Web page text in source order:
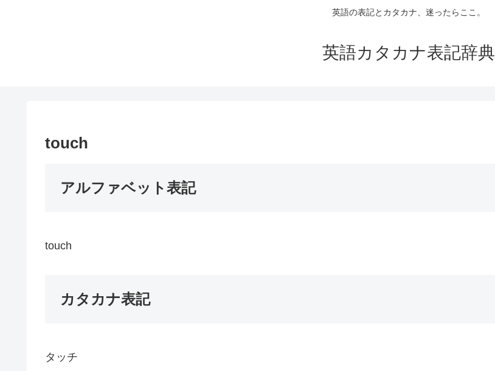
英語の表記とカタカナ、迷ったらここ。
英語カタカナ表記辞典
touch
アルファベット表記
touch
カタカナ表記
タッチ